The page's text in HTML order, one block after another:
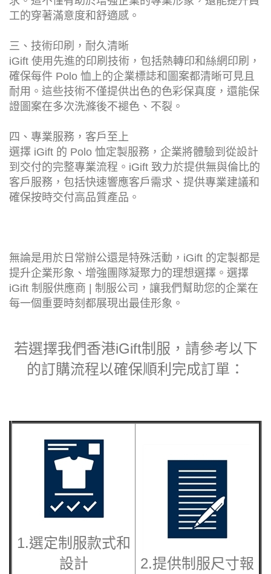
工的穿著滿意度和舒適感。
三、技術印刷，耐久清晰
iGift 使用先進的印刷技術，包括熱轉印和絲網印刷，
確保每件 Polo 恤上的企業標誌和圖案都清晰可見且
耐用。這些技術不僅提供出色的色彩保真度，還能保
證圖案在多次洗滌後不褪色、不裂。
四、專業服務，客戶至上
選擇 iGift 的 Polo 恤定製服務，企業將體驗到從設計
到交付的完整專業流程。iGift 致力於提供無與倫比的
客戶服務，包括快速響應客戶需求、提供專業建議和
確保按時交付高品質產品。
無論是用於日常辦公還是特殊活動，iGift 的定製都是
提升企業形象、增強團隊凝聚力的理想選擇。選擇
iGift 制服供應商 | 制服公司，讓我們幫助您的企業在
每一個重要時刻都展現出最佳形象。
若選擇我們香港iGift制服，請參考以下
的訂購流程以確保順利完成訂單：
1.選定制服款式和
設計
2.提供制服尺寸報